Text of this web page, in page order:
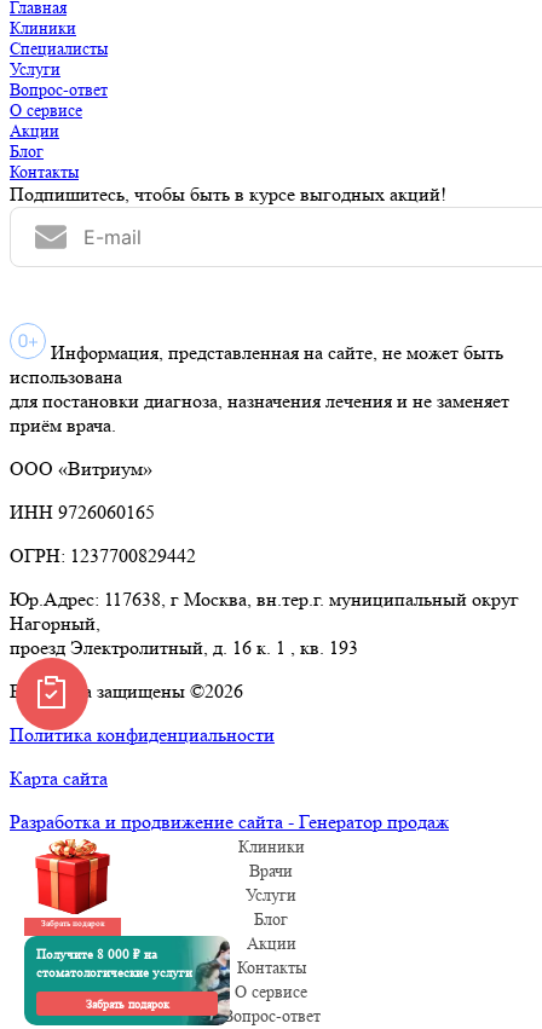
Главная
Клиники
Специалисты
Услуги
Вопрос-ответ
О сервисе
Акции
Блог
Контакты
Подпишитесь, чтобы быть в курсе выгодных акций!
Информация, представленная на сайте, не может быть
использована
для постановки диагноза, назначения лечения и не заменяет
приём врача.
ООО «Витриум»
ИНН 9726060165
ОГРН: 1237700829442
Юр.Адрес: 117638, г Москва, вн.тер.г. муниципальный округ
Нагорный,
проезд Электролитный, д. 16 к. 1 , кв. 193
Все права защищены ©2026
Политика конфиденциальности
Карта сайта
Разработка и продвижение сайта - Генератор продаж
Клиники
Врачи
Услуги
Блог
Акции
Контакты
О сервисе
Вопрос-ответ
Забрать подарок
Получите 8 000 ₽ на
стоматологические услуги
Забрать подарок